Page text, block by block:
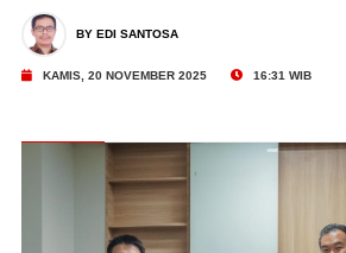
BY EDI SANTOSA
KAMIS, 20 NOVEMBER 2025 16:31 WIB